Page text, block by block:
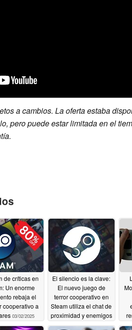
a cambios. La oferta estaba
pero puede estar limitada en el
de críticas en
Un enorme
rebaja el
cooperativo a
03/02/2025
El silencio es la clave:
El nuevo juego de
terror cooperativo en
Steam utiliza el chat de
proximidad y enemigos
reactivos al ruido